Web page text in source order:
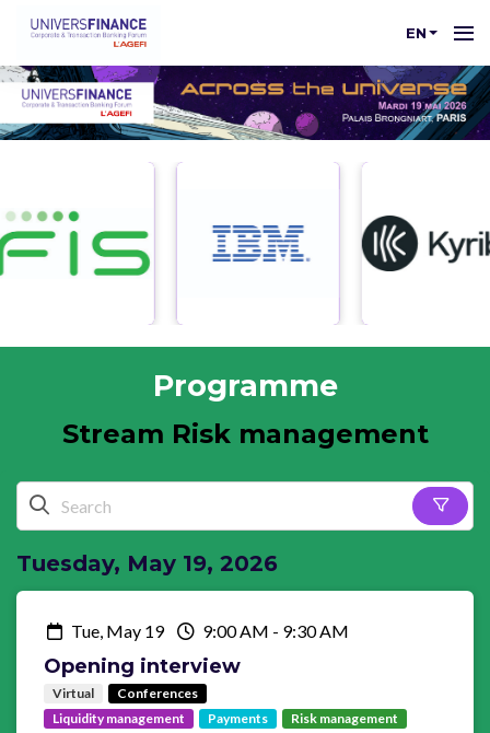
EN
Programme
Stream Risk management
Tuesday, May 19, 2026
Tue, May 19 9:00 AM - 9:30 AM
Opening interview
Virtual
Conferences
Liquidity management
Payments
Risk management